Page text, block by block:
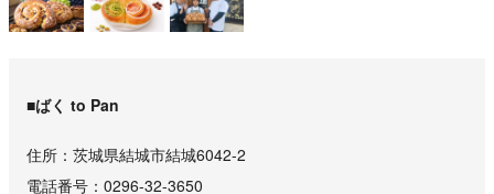
■ばく to Pan
住所
茨城県結城市結城6042-2
電話番号
0296-32-3650